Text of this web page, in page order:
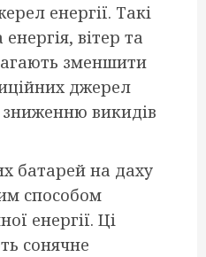
енергії. Такі
вітер та
зменшити
джерел
зниженню викидів
батарей на даху
способом
енергії. Ці
сонячне